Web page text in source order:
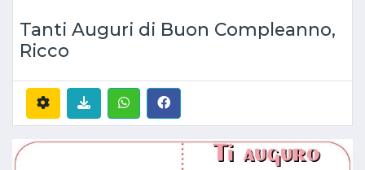
Tanti Auguri di Buon Compleanno,
Ricco